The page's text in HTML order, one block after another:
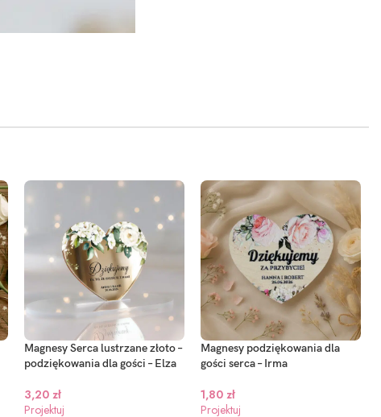
Magnesy Serca lustrzane złoto –
podziękowania dla gości – Elza
3,20 zł
Projektuj
Magnesy podziękowania dla
gości serca – Irma
1,80 zł
Projektuj